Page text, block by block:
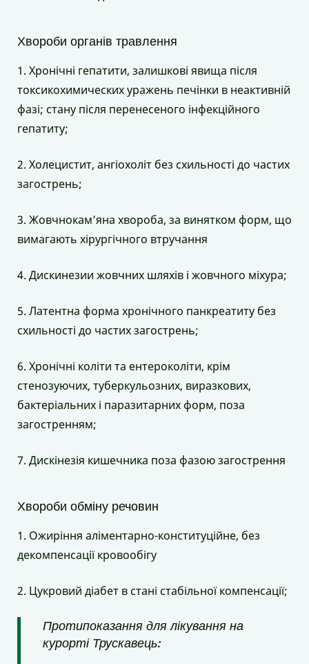
Хвороби органів травлення
1. Хронічні гепатити, залишкові явища після
токсикохимических уражень печінки в неактивній
фазі; стану після перенесеного інфекційного
гепатиту;
2. Холецистит, ангіохоліт без схильності до частих
загострень;
3. Жовчнокам’яна хвороба, за винятком форм, що
вимагають хірургічного втручання
4. Дискинезии жовчних шляхів і жовчного міхура;
5. Латентна форма хронічного панкреатиту без
схильності до частих загострень;
6. Хронічні коліти та ентероколіти, крім
стенозуючих, туберкульозних, виразкових,
бактеріальних і паразитарних форм, поза
загостренням;
7. Дискінезія кишечника поза фазою загострення
Хвороби обміну речовин
1. Ожиріння аліментарно-конституційне, без
декомпенсації кровообігу
2. Цукровий діабет в стані стабільної компенсації;
Протипоказання для лікування на
курорті Трускавець: